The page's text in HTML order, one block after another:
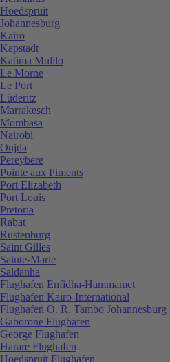
Hoedspruit
Johannesburg
Kairo
Kapstadt
Katima Mulilo
Le Morne
Le Port
Lüderitz
Marrakesch
Mombasa
Nairobi
Oujda
Pereybere
Pointe aux Piments
Port Elizabeth
Port Louis
Pretoria
Rabat
Rustenburg
Saint Gilles
Sainte-Marie
Saldanha
Flughafen Enfidha-Hammamet
Flughafen Kairo-International
Flughafen O. R. Tambo Johannesburg
Gaborone Flughafen
George Flughafen
Harare Flughafen
Hoedspruit Flughafen